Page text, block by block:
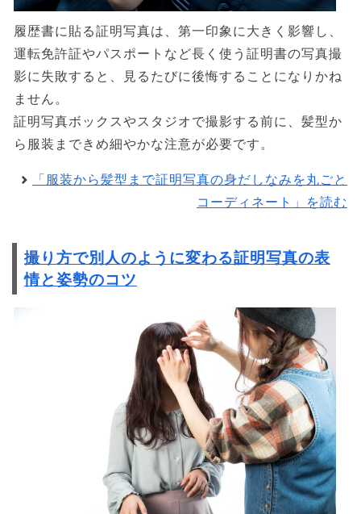
履歴書に貼る証明写真は、第一印象に大きく影響し、
運転免許証やパスポートなど長く使う証明書の写真撮
影に失敗すると、見るたびに後悔することになりかね
ません。
証明写真ボックスやスタジオで撮影する前に、髪型か
ら服装まできめ細やかな注意が必要です。
「服装から髪型まで証明写真の身だしなみを丸ごと
コーディネート」を読む
撮り方で別人のように変わる証明写真の表
情と姿勢のコツ